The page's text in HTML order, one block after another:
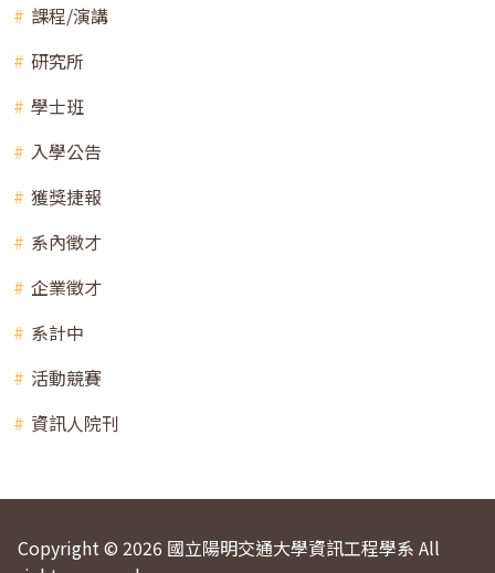
課程/演講
研究所
學士班
入學公告
獲獎捷報
系內徵才
企業徵才
系計中
活動競賽
資訊人院刊
Copyright © 2026 國立陽明交通大學資訊工程學系 All